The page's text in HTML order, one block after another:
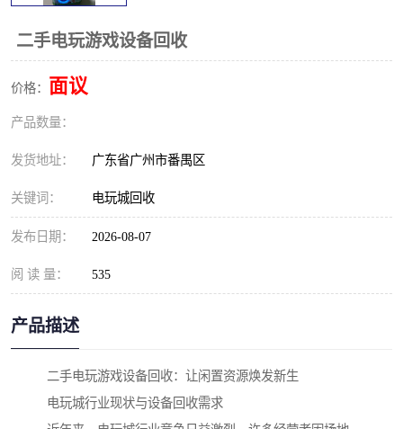
二手电玩游戏设备回收
价格： 面议
产品数量：
发货地址： 广东省广州市番禺区
关键词： 电玩城回收
发布日期： 2026-08-07
阅 读 量： 535
产品描述
二手电玩游戏设备回收：让闲置资源焕发新生
电玩城行业现状与设备回收需求